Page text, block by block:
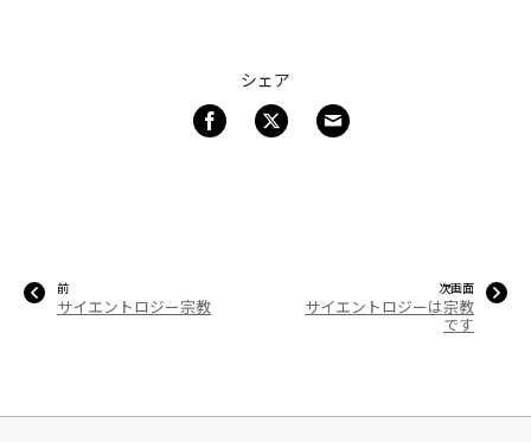
シェア
前
サイエントロジー宗教
次画面
サイエントロジーは宗教
です